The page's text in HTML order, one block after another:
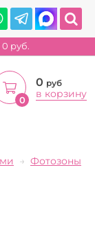
0 руб.
0
0 руб
в корзину
Фотозоны